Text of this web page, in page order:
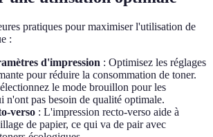
pratiques pour maximiser l'utilisation de
:
d'impression : Optimisez les réglages
pour réduire la consommation de toner.
le mode brouillon pour les
n'ont pas besoin de qualité optimale.
verso : L'impression recto-verso aide à
de papier, ce qui va de pair avec